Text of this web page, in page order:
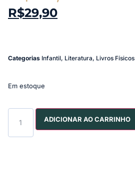
R$29,90
Categorias Infantil, Literatura, Livros Físicos
Em estoque
ADICIONAR AO CARRINHO